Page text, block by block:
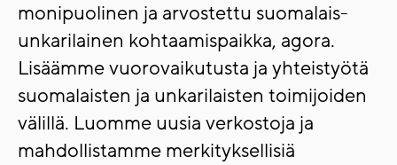
monipuolinen ja arvostettu suomalais-
unkarilainen kohtaamispaikka, agora.
Lisäämme vuorovaikutusta ja yhteistyötä
suomalaisten ja unkarilaisten toimijoiden
välillä. Luomme uusia verkostoja ja
mahdollistamme merkityksellisiä